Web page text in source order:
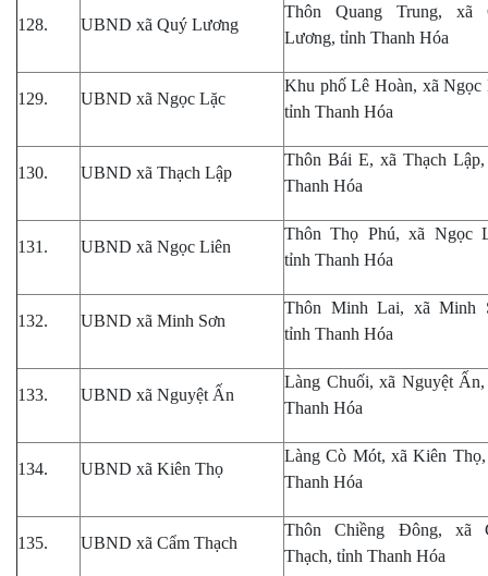
128. UBND xã Quý Lương
Thôn Quang Trung, xã
Lương, tỉnh Thanh Hóa
129. UBND xã Ngọc Lặc
Khu phố Lê Hoàn, xã Ngọc
tỉnh Thanh Hóa
130. UBND xã Thạch Lập
Thôn Bái E, xã Thạch
Thanh Hóa
131. UBND xã Ngọc Liên
Thôn Thọ Phú, xã Ngọc
tỉnh Thanh Hóa
132. UBND xã Minh Sơn
Thôn Minh Lai, xã Minh
tỉnh Thanh Hóa
133. UBND xã Nguyệt Ấn
Làng Chuối, xã Nguyệt
Thanh Hóa
134. UBND xã Kiên Thọ
Làng Cò Mót, xã Kiên
Thanh Hóa
135. UBND xã Cẩm Thạch
Thôn Chiềng Đông, xã
Thạch, tỉnh Thanh Hóa